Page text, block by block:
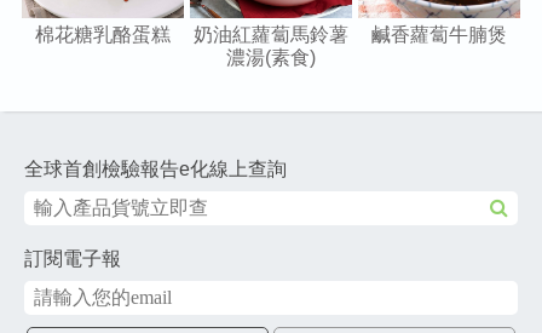
棉花糖乳酪蛋糕
奶油紅蘿蔔馬鈴薯
濃湯(素食)
鹹香蘿蔔牛腩煲
全球首創檢驗報告e化線上查詢
訂閱電子報